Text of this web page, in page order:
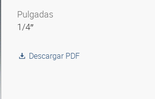
Pulgadas
1/4″
Descargar PDF